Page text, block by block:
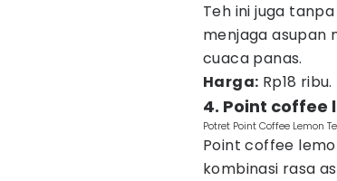
Teh ini juga
menjaga asupan
cuaca panas.
Harga: Rp18 ribu.
4. Point coffee
Potret Point Coffee Lemon
Point coffee
kombinasi rasa